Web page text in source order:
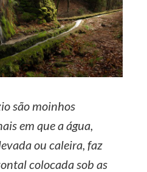
são moinhos
em que a água,
ou caleira, faz
colocada sob as